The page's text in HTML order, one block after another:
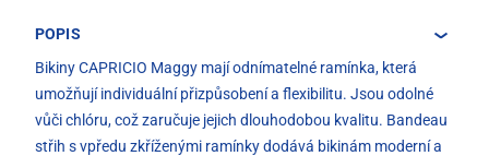
POPIS
Bikiny CAPRICIO Maggy mají odnímatelné ramínka, která
umožňují individuální přizpůsobení a flexibilitu. Jsou odolné
vůči chlóru, což zaručuje jejich dlouhodobou kvalitu. Bandeau
střih s vpředu zkříženými ramínky dodává bikinám moderní a